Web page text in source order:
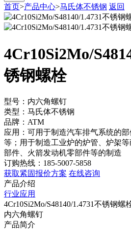
首页>产品中心>马氏体不锈钢 返回
4Cr10Si2Mo/
锈钢螺栓
型号：内六角螺钉
类型：马氏体不锈钢
品牌：ATM
应用：可用于制造汽车排气系统的
等；用于制造工业炉的炉管、炉架
部件、火箭发动机零部件等的制造
订购热线：185-5007-5858
获取紧固报价方案 在线咨询
产品介绍
行业应用
4Cr10Si2Mo/S48140/1.4731不锈钢螺
内六角螺钉
产品简介